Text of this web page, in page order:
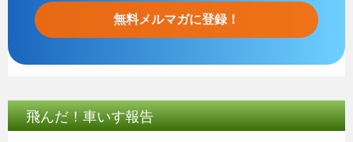
飛んだ！車いす報告